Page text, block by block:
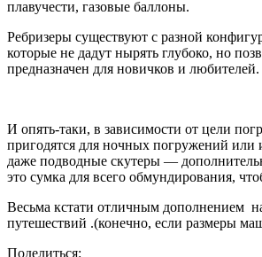
плавучести, газовые баллоны.
Ребризеры существуют с разной
которые не дадут нырять глубоко, но
предназначен для новичков и
И опять-таки, в зависимости от цели
пригодятся для ночных погружений
даже подводные скутеры —
это сумка для всего обмундирования,
Весьма кстати отличным дополнением
путешествий .(конечно, если размеры
Поделиться: